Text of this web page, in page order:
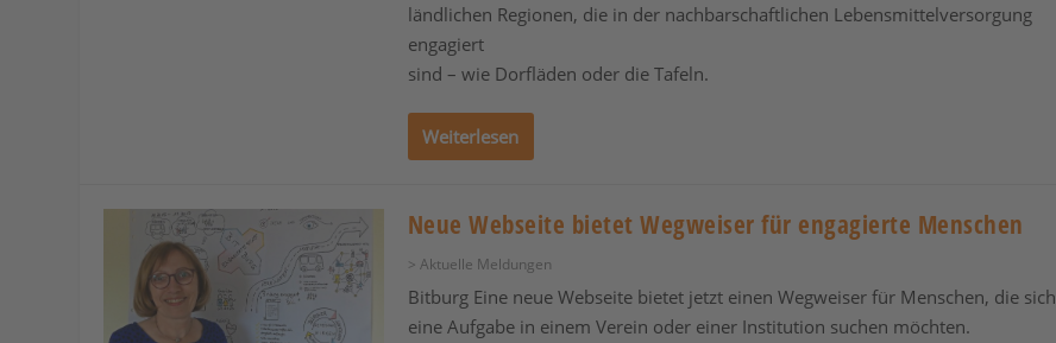
ländlichen Regionen, die in der nachbarschaftlichen Lebensmittelversorgung
engagiert
sind – wie Dorfläden oder die Tafeln.
Weiterlesen
Neue Webseite bietet Wegweiser für engagierte Menschen
> Aktuelle Meldungen
Bitburg Eine neue Webseite bietet jetzt einen Wegweiser für Menschen, die sich
eine Aufgabe in einem Verein oder einer Institution suchen möchten.